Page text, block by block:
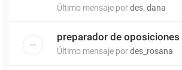
Último mensaje pordes_dana
preparador de oposiciones
Último mensaje pordes_rosana